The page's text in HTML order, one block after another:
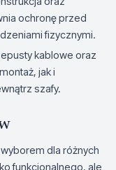
ochronę przed
fizycznymi.
kablowe oraz
jak i
szafy.
dla różnych
funkcjonalnego, ale